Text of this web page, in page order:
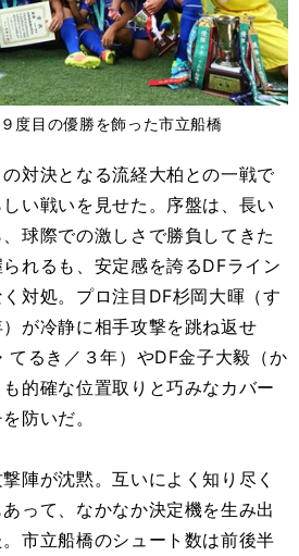
度目の優勝を飾った市立船橋
対決となる流経大柏との一戦で
い戦いを見せた。序盤は、長い
球際での激しさで勝負してきた
れるも、安定感を誇るDFライン
対処。プロ注目DF杉岡大暉（す
が冷静に相手攻撃を跳ね返せ
てるき／３年）やDF金子大毅（か
的確な位置取りと巧みなカバー
防いだ。
陣が沈黙。互いによく知り尽く
って、なかなか決定機を生み出
市立船橋のシュート数は前後半